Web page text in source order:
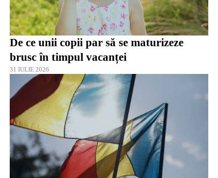
De ce unii copii par să se maturizeze
brusc în timpul vacanței
31 IULIE 2026